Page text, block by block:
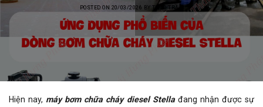
POSTED ON 20/03/2026 BY THẢO TRẦN
Hiện nay, máy bơm chữa cháy diesel Stellađang nhận được sự